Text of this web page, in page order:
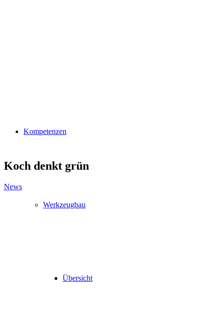
Kompetenzen
Werkzeugbau
Übersicht
Koch denkt grün
News